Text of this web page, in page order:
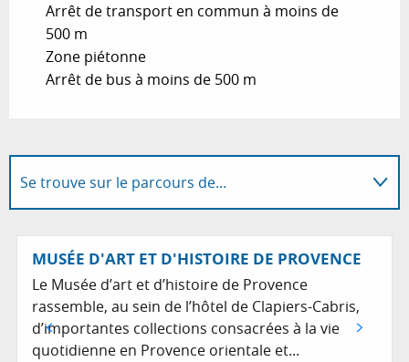
Arrêt de transport en commun à moins de
500 m
Zone piétonne
Arrêt de bus à moins de 500 m
Se trouve sur le parcours de...
Sur place
MUSÉE D'ART ET D'HISTOIRE DE PROVENCE
Le Musée d’art et d’histoire de Provence
rassemble, au sein de l’hôtel de Clapiers-Cabris,
d’importantes collections consacrées à la vie
quotidienne en Provence orientale et...